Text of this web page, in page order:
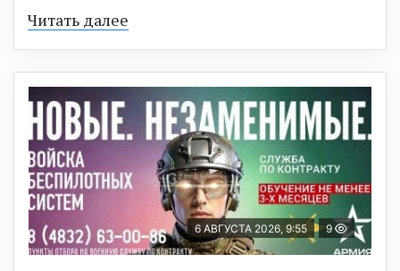
Читать далее
6 АВГУСТА 2026, 9:55 9